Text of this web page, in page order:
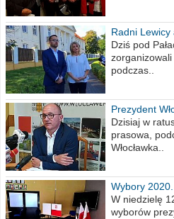
Radni Lewicy
Wiesława
Dziś pod
podczas..
Prezydent
obrażajmy
Dzisiaj w
prasowa,
Włocławka..
Wybory
procent
W niedzielę
wyborów